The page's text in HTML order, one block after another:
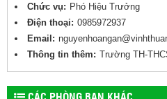
Chức vụ: Phó Hiệu Trưởng
Điện thoại: 0985972937
Email:
Thông tin thêm: Trường TH-